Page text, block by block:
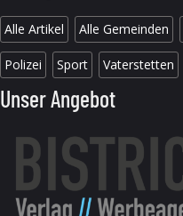
Alle Artikel Alle Gemeinden
Polizei Sport Vaterstetten
Unser Angebot